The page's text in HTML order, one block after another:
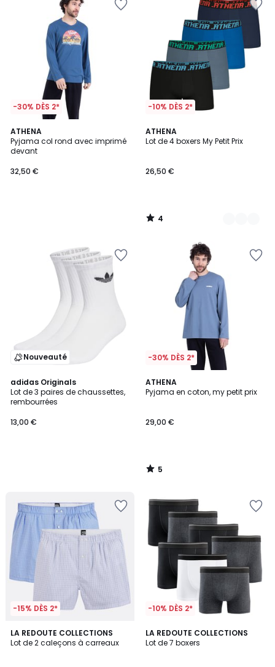
-30% DÈS 2*
ATHENA
Pyjama col rond avec imprimé
devant
32,50 €
-10% DÈS 2*
ATHENA
Lot de 4 boxers My Petit Prix
26,50 €
4
/
3
Couleurs
4
/
Nouveauté
adidas Originals
Lot de 3 paires de chaussettes,
rembourrées
13,00 €
-30% DÈS 2*
ATHENA
Pyjama en coton, my petit prix
29,00 €
5
/
5
/
-15% DÈS 2*
LA REDOUTE COLLECTIONS
Lot de 2 caleçons à carreaux
4,9
/ 5
2
Couleurs
-10% DÈS 2*
LA REDOUTE COLLECTIONS
Lot de 7 boxers
4
/